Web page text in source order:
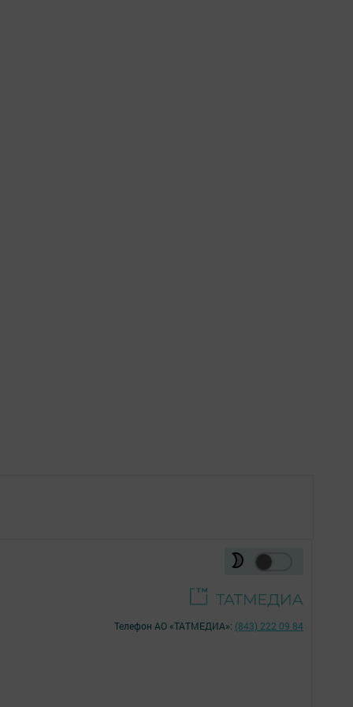
Телефон АО «ТАТМЕДИА»: (843) 222 09 84